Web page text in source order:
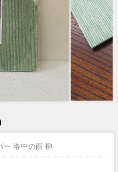
ー 洛中の雨 柳